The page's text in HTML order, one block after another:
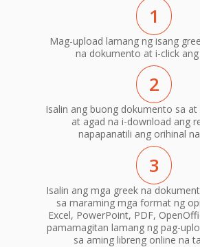
1
Mag-upload lamang ng isang
na dokumento at i-click
2
Isalin ang buong dokumento sa
at agad na i-download ang
napapanatili ang orihinal
3
Isalin ang mga greek na
sa maraming mga format ng
Excel, PowerPoint, PDF,
pamamagitan lamang ng pag-
sa aming libreng online na